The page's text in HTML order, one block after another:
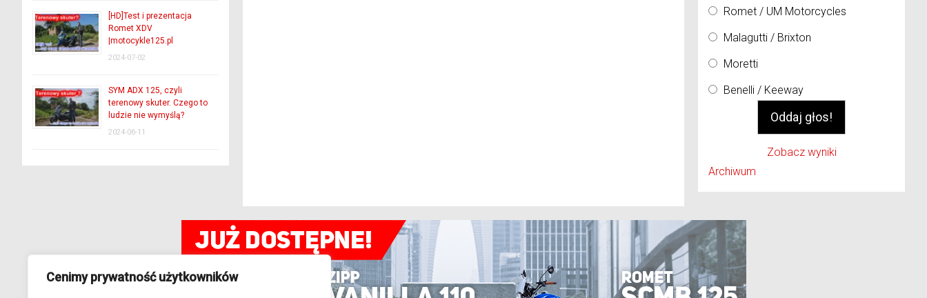
Cenimy prywatność użytkowników
[HD]Test i prezentacja
Romet XDV
|motocykle125.pl
2024-07-02
SYM ADX 125, czyli
terenowy skuter. Czego to
ludzie nie wymyślą?
2024-06-11
Romet / UM Motorcycles
Malagutti / Brixton
Moretti
Benelli / Keeway
Zobacz wyniki
Archiwum